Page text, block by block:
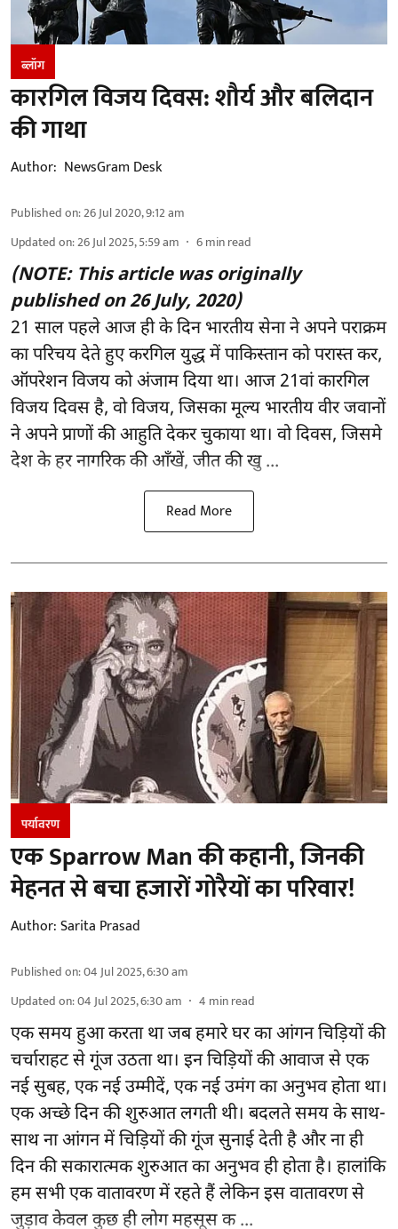
ब्लॉग
कारगिल विजय दिवस: शौर्य और बलिदान
की गाथा
Author: NewsGram Desk
Published on:26 Jul 2020, 9:12 am
Updated on:26 Jul 2025, 5:59 am 6min read
(NOTE: This article was originally
published on 26 July, 2020)
21 साल पहले आज ही के दिन भारतीय सेना ने अपने पराक्रम
का परिचय देते हुए करगिल युद्ध में पाकिस्तान को परास्त कर,
ऑपरेशन विजय को अंजाम दिया था। आज 21वां कारगिल
विजय दिवस है, वो विजय, जिसका मूल्य भारतीय वीर जवानों
ने अपने प्राणों की आहुति देकर चुकाया था। वो दिवस, जिसमे
देश के हर नागरिक की आँखें, जीत की खु ...
Read More
पर्यावरण
एक Sparrow Man की कहानी, जिनकी
मेहनत से बचा हजारों गोरैयों का परिवार!
Author:Sarita Prasad
Published on:04 Jul 2025, 6:30 am
Updated on:04 Jul 2025, 6:30 am 4 min read
एक समय हुआ करता था जब हमारे घर का आंगन चिड़ियों की
चर्चाराहट से गूंज उठता था। इन चिड़ियों की आवाज से एक
नई सुबह, एक नई उम्मीदें, एक नई उमंग का अनुभव होता था।
एक अच्छे दिन की शुरुआत लगती थी। बदलते समय के साथ-
साथ ना आंगन में चिड़ियों की गूंज सुनाई देती है और ना ही
दिन की सकारात्मक शुरुआत का अनुभव ही होता है। हालांकि
हम सभी एक वातावरण में रहते हैं लेकिन इस वातावरण से
जुड़ाव केवल कुछ ही लोग महसूस क ...